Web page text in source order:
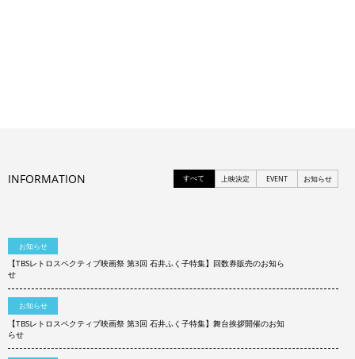
INFORMATION すべて 上映決定 EVENT お知らせ
お知らせ
【TBSレトロスペクティブ映画祭 第3回 石井ふく子特集】回数券販売のお知ら
せ
お知らせ
【TBSレトロスペクティブ映画祭 第3回 石井ふく子特集】舞台挨拶開催のお知
らせ